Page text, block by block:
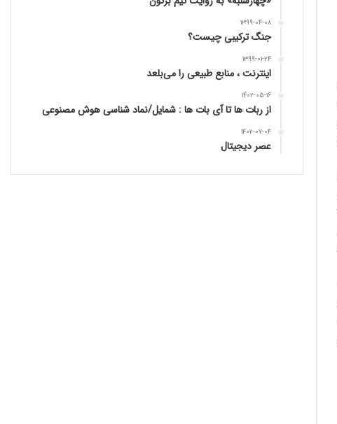
۱۳۹۹-۰۴-۰۸
جنگ ترکیبی چیست؟
۱۳۹۹-۰۱-۲۴
اینترنت ، منابع طبیعی را می‌بلعد
۱۴۰۲-۰۵-۱۶
از ربات ها تا آی بات ها : شمایل/نماد شناسی هوش مصنوعی
۱۴۰۲-۰۷-۰۴
عصر دیجیتال